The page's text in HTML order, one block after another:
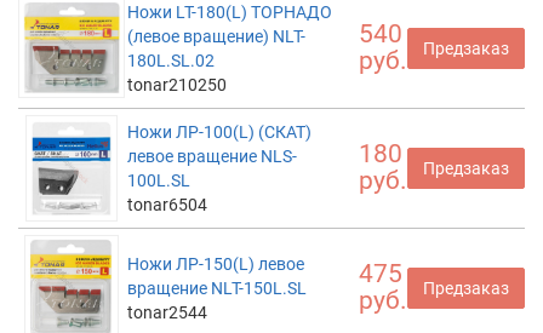
Ножи LT-180(L) ТОРНАДО
(левое вращение) NLT-
180L.SL.02
tonar210250
540
руб.
Предзаказ
Ножи ЛР-100(L) (СКАТ)
левое вращение NLS-
100L.SL
tonar6504
180
руб.
Предзаказ
Ножи ЛР-150(L) левое
вращение NLT-150L.SL
tonar2544
475
руб.
Предзаказ